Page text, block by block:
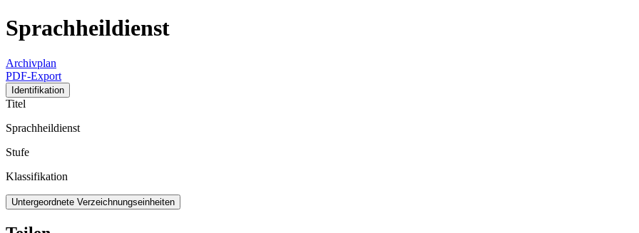
Sprachheildienst
Archivplan
PDF-Export
Identifikation
Titel
Sprachheildienst
Stufe
Klassifikation
Untergeordnete Verzeichnungseinheiten